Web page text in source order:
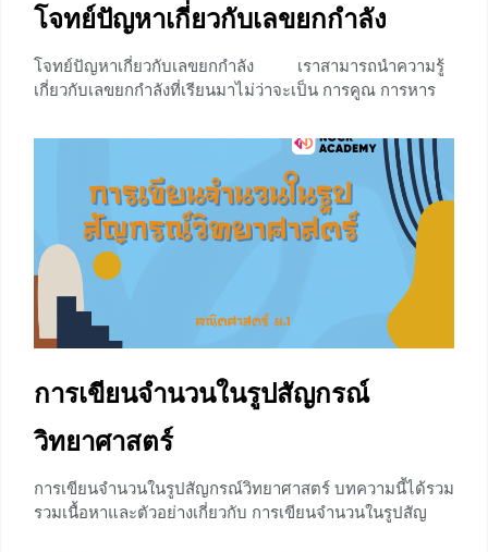
โจทย์ปัญหาเกี่ยวกับเลขยกกำลัง
โจทย์ปัญหาเกี่ยวกับเลขยกกำลัง เราสามารถนำความรู้
เกี่ยวกับเลขยกกำลังที่เรียนมาไม่ว่าจะเป็น การคูณ การหาร
จำนวนเต็มบวก ไปประยุกต์ใช้ในการแก้ โจทย์ปัญหาเกี่ยวกับ
เลขยกกำลัง รวมทั้งไปประยุกต์ใช้ในชีวิตประจำวันได้
มากมาย ในบทความนี้จะกล่าวถึงการนำความรู้เกี่ยวกับเลข
ยกกำลังไปใช้แก้โจทย์ปัญหาคณิตศาสตร์ ดังตัวอย่างต่อไปนี้
ตัวอย่างที่ 1 – 3 ตัวอย่างที่ 1 เด็กชายศิระนำแท่งลูกบาศก์ไม้
ขนาด 5³ ลูกบาศก์เซนติเมตร มาจัดวางในลูกบาศก์ใหญ่ที่มี
ความยาวของแต่ละด้านเป็น
0
การเขียนจำนวนในรูปสัญกรณ์
วิทยาศาสตร์
การเขียนจำนวนในรูปสัญกรณ์วิทยาศาสตร์ บทความนี้ได้รวม
รวมเนื้อหาและตัวอย่างเกี่ยวกับ การเขียนจำนวนในรูปสัญ